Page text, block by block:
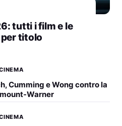
tutti i film e le
titolo
Cumming e Wong contro la
Warner